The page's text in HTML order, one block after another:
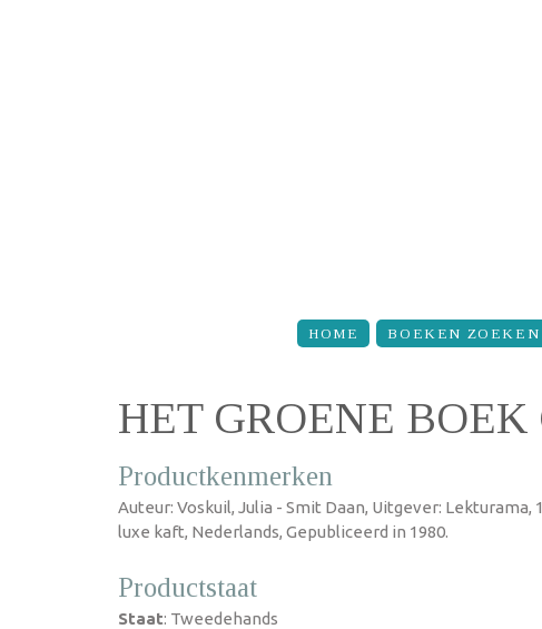
HOME BOEKEN ZOEKEN
HET GROENE BOEK
Productkenmerken
Auteur: Voskuil, Julia - Smit Daan, Uitgever: Lekturama,
luxe kaft, Nederlands, Gepubliceerd in 1980.
Productstaat
Staat: Tweedehands